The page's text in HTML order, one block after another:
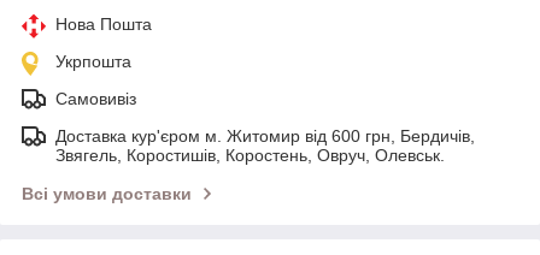
Нова Пошта
Укрпошта
Самовивіз
Доставка кур'єром м. Житомир від 600 грн, Бердичів,
Звягель, Коростишів, Коростень, Овруч, Олевськ.
Всі умови доставки